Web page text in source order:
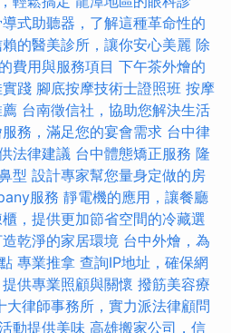
式助聽器，了解這種革命性的
的醫美診所，讓你安心美麗 除
費用與服務項目 下午茶外燴的
踐 腳底按摩技術士證照班 按摩
台南徵信社，協助您解決生活
務，滿足您的宴會需求 台中律
法律建議 台中體態矯正服務 隆
型 設計專家幫您量身定做的房
服務 靜電機的應用，讓餐廳
，提供更加節省空間的冷藏選
乾淨的家居環境 台中外燴，為
專業推拿 查詢IP地址，確保網
供專業照顧與關懷 撥筋美容療
大律師事務所，實力派法律顧問
動提供美味 高雄搬家公司，信